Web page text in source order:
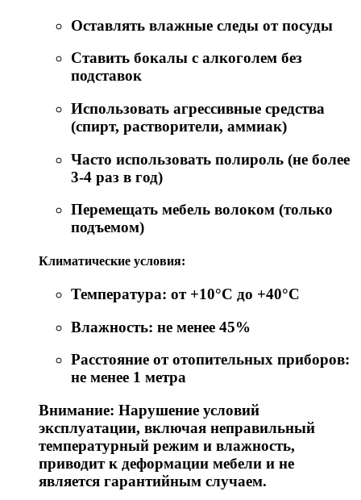
Оставлять влажные следы от посуды
Ставить бокалы с алкоголем без
подставок
Использовать агрессивные средства
(спирт, растворители, аммиак)
Часто использовать полироль (не более
3-4 раз в год)
Перемещать мебель волоком (только
подъемом)
Климатические условия:
Температура: от +10°C до +40°C
Влажность: не менее 45%
Расстояние от отопительных приборов:
не менее 1 метра
Внимание: Нарушение условий
эксплуатации, включая неправильный
температурный режим и влажность,
приводит к деформации мебели и не
является гарантийным случаем.